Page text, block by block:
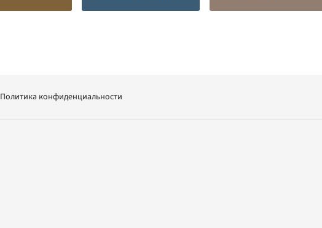
Политика конфиденциальности